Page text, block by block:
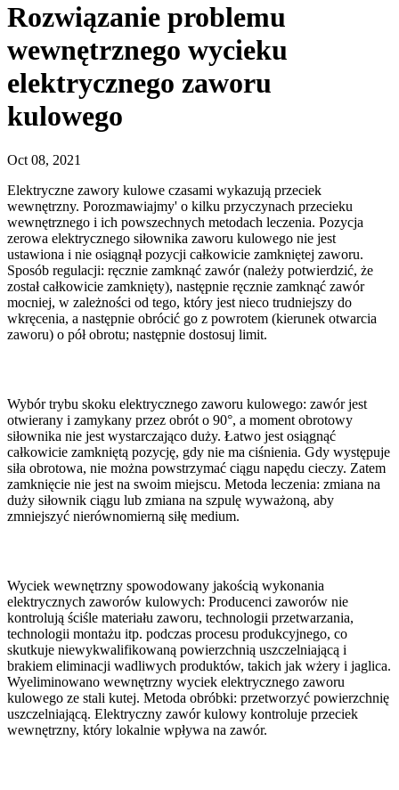
Rozwiązanie problemu
wewnętrznego wycieku
elektrycznego zaworu
kulowego
Oct 08, 2021
Elektryczne zawory kulowe czasami wykazują przeciek
wewnętrzny. Porozmawiajmy' o kilku przyczynach przecieku
wewnętrznego i ich powszechnych metodach leczenia. Pozycja
zerowa elektrycznego siłownika zaworu kulowego nie jest
ustawiona i nie osiągnął pozycji całkowicie zamkniętej zaworu.
Sposób regulacji: ręcznie zamknąć zawór (należy potwierdzić, że
został całkowicie zamknięty), następnie ręcznie zamknąć zawór
mocniej, w zależności od tego, który jest nieco trudniejszy do
wkręcenia, a następnie obrócić go z powrotem (kierunek otwarcia
zaworu) o pół obrotu; następnie dostosuj limit.
Wybór trybu skoku elektrycznego zaworu kulowego: zawór jest
otwierany i zamykany przez obrót o 90°, a moment obrotowy
siłownika nie jest wystarczająco duży. Łatwo jest osiągnąć
całkowicie zamkniętą pozycję, gdy nie ma ciśnienia. Gdy występuje
siła obrotowa, nie można powstrzymać ciągu napędu cieczy. Zatem
zamknięcie nie jest na swoim miejscu. Metoda leczenia: zmiana na
duży siłownik ciągu lub zmiana na szpulę wyważoną, aby
zmniejszyć nierównomierną siłę medium.
Wyciek wewnętrzny spowodowany jakością wykonania
elektrycznych zaworów kulowych: Producenci zaworów nie
kontrolują ściśle materiału zaworu, technologii przetwarzania,
technologii montażu itp. podczas procesu produkcyjnego, co
skutkuje niewykwalifikowaną powierzchnią uszczelniającą i
brakiem eliminacji wadliwych produktów, takich jak wżery i jaglica.
Wyeliminowano wewnętrzny wyciek elektrycznego zaworu
kulowego ze stali kutej. Metoda obróbki: przetworzyć powierzchnię
uszczelniającą. Elektryczny zawór kulowy kontroluje przeciek
wewnętrzny, który lokalnie wpływa na zawór.